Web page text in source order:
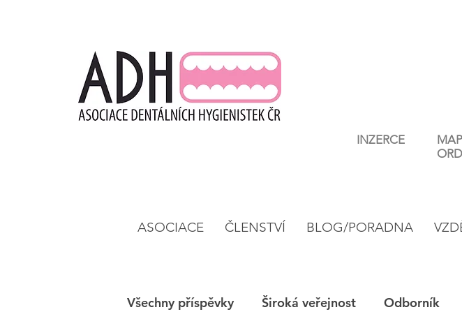
INZERCE
ASOCIACE ČLENSTVÍ BLOG/PORADNA
Všechny příspěvky Široká veřejnost Odborník